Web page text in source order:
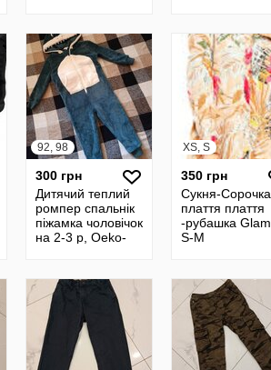
YvesRocher
92, 98
300 грн
Дитячий теплий
ромпер спальнік
піжамка чоловічок
на 2-3 р, Oeko-
XS, S
350 грн
Сукня-Сорочка
плаття плаття
-рубашка Glam,
S-M